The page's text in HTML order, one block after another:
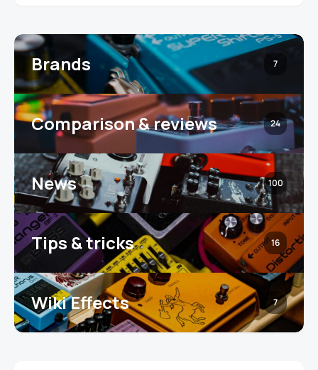
Brands 7
Comparison & reviews 24
News 100
Tips & tricks 16
Wiki Effects 7